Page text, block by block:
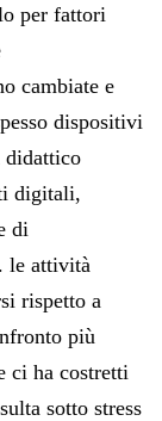
per fattori
cambiate e
dispositivi
didattico
digitali,
di
le attività
rispetto a
più
ci ha costretti
sotto stress